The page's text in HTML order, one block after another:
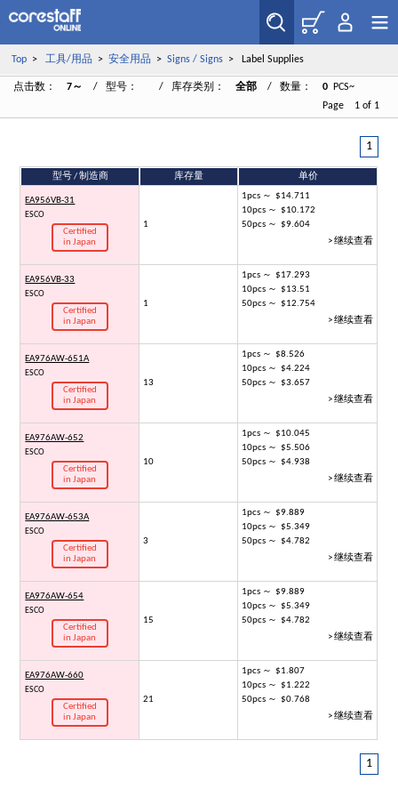
Top> 工具/用品> 安全用品> Signs / Signs> Label Supplies
点击数： 7～ / 型号： / 库存类别： 全部 / 数量： 0
PCS~
Page 1 of 1
1
型号 / 制造商 库存量 单价
EA956VB-31
ESCO
Certified
in Japan
1
1pcs ～ $14.711
10pcs ～ $10.172
50pcs ～ $9.604
> 继续查看
EA956VB-33
ESCO
Certified
in Japan
1
1pcs ～ $17.293
10pcs ～ $13.51
50pcs ～ $12.754
> 继续查看
EA976AW-651A
ESCO
Certified
in Japan
13
1pcs ～ $8.526
10pcs ～ $4.224
50pcs ～ $3.657
> 继续查看
EA976AW-652
ESCO
Certified
in Japan
10
1pcs ～ $10.045
10pcs ～ $5.506
50pcs ～ $4.938
> 继续查看
EA976AW-653A
ESCO
Certified
in Japan
3
1pcs ～ $9.889
10pcs ～ $5.349
50pcs ～ $4.782
> 继续查看
EA976AW-654
ESCO
Certified
in Japan
15
1pcs ～ $9.889
10pcs ～ $5.349
50pcs ～ $4.782
> 继续查看
EA976AW-660
ESCO
Certified
in Japan
21
1pcs ～ $1.807
10pcs ～ $1.222
50pcs ～ $0.768
> 继续查看
1